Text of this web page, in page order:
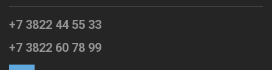
+7 3822 44 55 33
+7 3822 60 78 99